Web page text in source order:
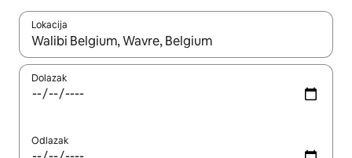
Lokacija
Kad rezultati budu dostupni, krećite se gore i dolje pomoću
Dolazak
Odlazak